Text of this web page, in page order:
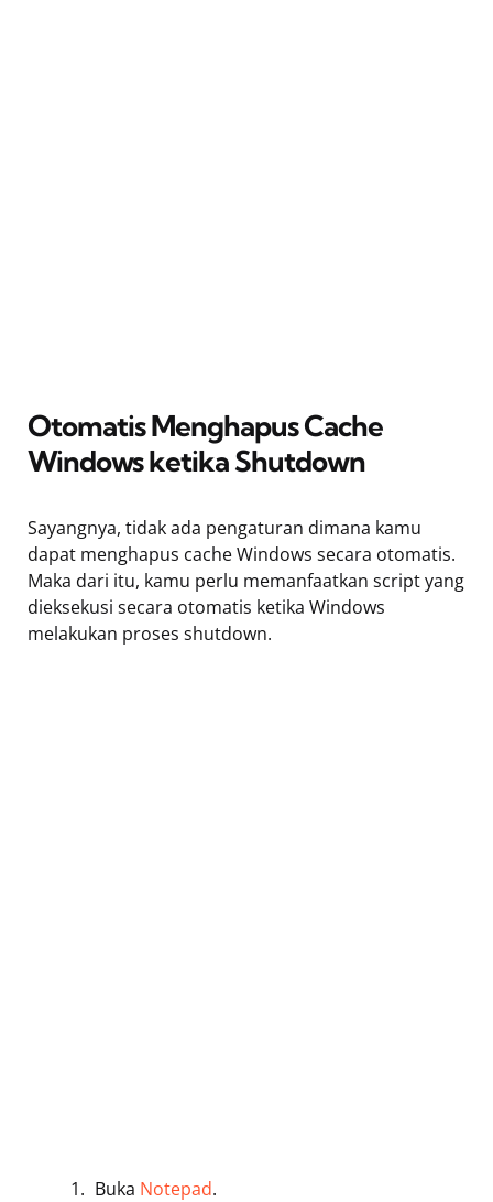
Otomatis Menghapus Cache
Windows ketika Shutdown
Sayangnya, tidak ada pengaturan dimana kamu
dapat menghapus cache Windows secara otomatis.
Maka dari itu, kamu perlu memanfaatkan script yang
dieksekusi secara otomatis ketika Windows
melakukan proses shutdown.
Buka Notepad.